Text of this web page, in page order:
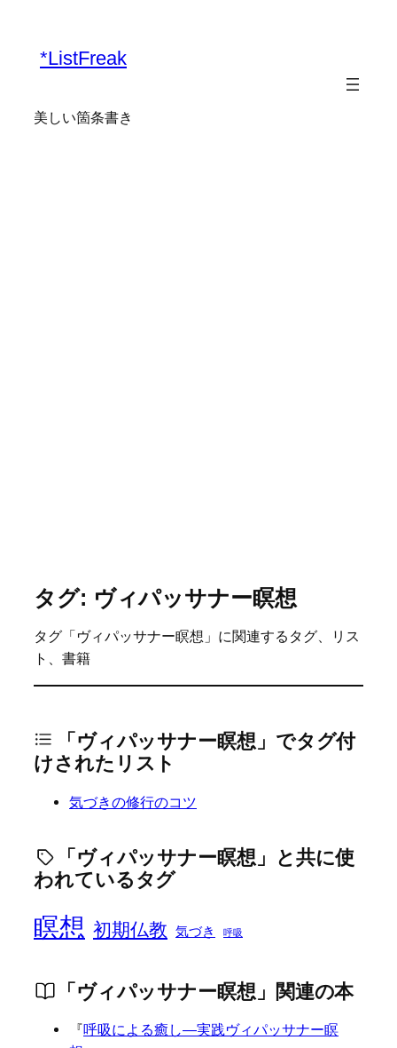
*ListFreak
美しい箇条書き
タグ: ヴィパッサナー瞑想
タグ「ヴィパッサナー瞑想」に関連するタグ、リス
ト、書籍
「ヴィパッサナー瞑想」でタグ付
けされたリスト
気づきの修行のコツ
「ヴィパッサナー瞑想」と共に使
われているタグ
瞑想 初期仏教 気づき 呼吸
「ヴィパッサナー瞑想」関連の本
『呼吸による癒し―実践ヴィパッサナー瞑